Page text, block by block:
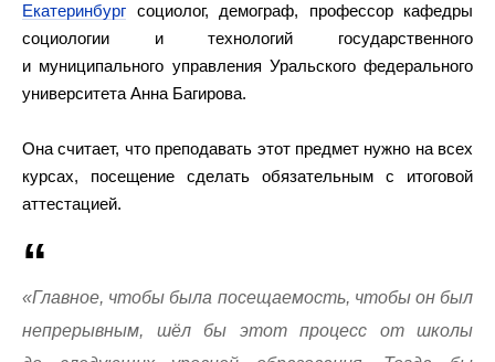
Екатеринбург социолог, демограф, профессор кафедры
социологии и технологий государственного
и муниципального управления Уральского федерального
университета Анна Багирова.
Она считает, что преподавать этот предмет нужно на всех
курсах, посещение сделать обязательным с итоговой
аттестацией.
«Главное, чтобы была посещаемость, чтобы он был
непрерывным, шёл бы этот процесс от школы